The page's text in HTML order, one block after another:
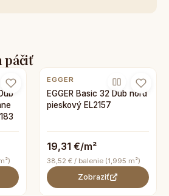
páčiť
EGGER
EGGER Basic 32 Dub nord
pieskový EL2157
19,31 €/m²
38,52 € / balenie (1,995 m²)
Zobraziť